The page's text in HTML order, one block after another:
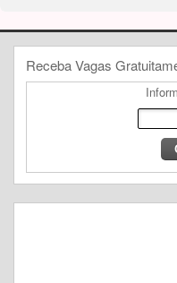
Receba Vagas